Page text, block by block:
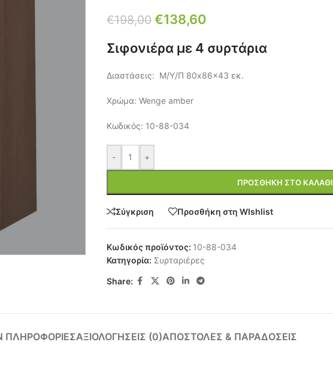
€198,00 €138,60
Σιφονιέρα με 4 συρτάρια
Διαστάσεις: Μ/Υ/Π 80x86x43 εκ.
Χρώμα: Wenge amber
Κωδικός: 10-88-034
- +
ΠΡΟΣΘΉΚΗ ΣΤΟ ΚΑΛΆΘΙ
Σύγκριση Προσθήκη στη WIshlist
Κωδικός προϊόντος: 10-88-034
Κατηγορία: Συρταριέρες
Share:
ΠΛΗΡΟΦΟΡΊΕΣΑΞΙΟΛΟΓΉΣΕΙΣ (0)ΑΠΟΣΤΟΛΈΣ & ΠΑΡΑΔΌΣΕΙΣ